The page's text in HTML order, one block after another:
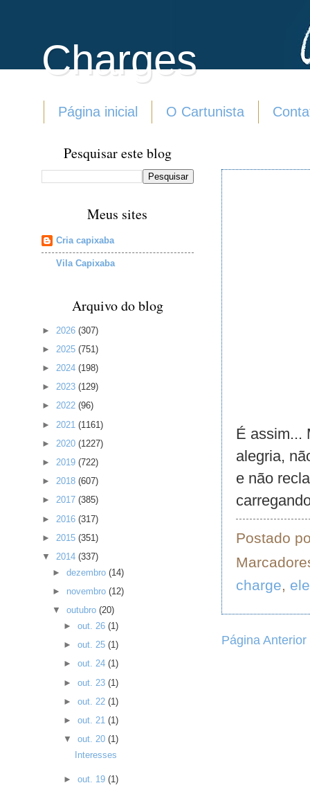
Charges
Página inicial O Cartunista
É assim...
alegria,
e não
Postado
charge,
Página Anterior
Pesquisar este blog
Meus sites
Cria capixaba
Vila Capixaba
Arquivo do blog
► 2026 (307)
► 2025 (751)
► 2024 (198)
► 2023 (129)
► 2022 (96)
► 2021 (1161)
► 2020 (1227)
► 2019 (722)
► 2018 (607)
► 2017 (385)
► 2016 (317)
► 2015 (351)
▼ 2014 (337)
►dezembro(14)
► novembro(12)
▼outubro(20)
► out. 26 (1)
► out. 25 (1)
► out. 24 (1)
► out. 23 (1)
► out. 22 (1)
► out. 21 (1)
▼ out. 20 (1)
Interesses
► out. 19 (1)